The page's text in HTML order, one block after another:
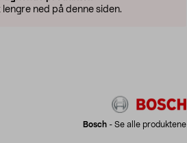
ned på denne siden.
Bosch - Se alle produktene